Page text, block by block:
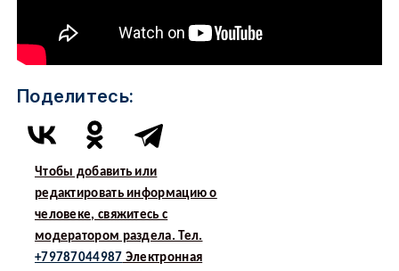
Поделитесь:
Чтобы добавить или
редактировать информацию о
человеке, свяжитесь с
модератором раздела. Тел.
+79787044987 Электронная